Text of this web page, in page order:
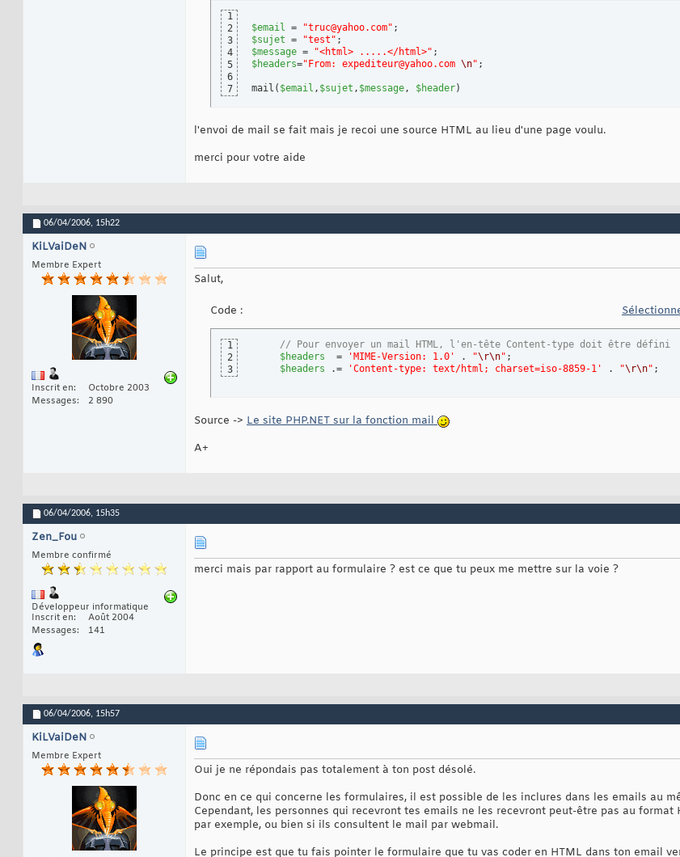
1
2
3
4
5
6
7
$email = "truc@yahoo.com"
$sujet = "test"
$message = "<html> .....</html>"
$headers="From: expediteur@yahoo.com \n" ;
mail ( $email , $sujet , $message, $header)
l'envoi de mail se fait mais je recoi une source HTML au lieu d'une page voulu.
merci pour votre aide
06/04/2006, 15h22
KiLVaiDeN
Membre Expert
Inscrit en
Octobre 2003
Messages
2 890
Salut,
Code :
1
2
3
// Pour envoyer un mail HTML, l'en-tête Content-type doit être défini
$headers
  =
'MIME-Version: 1.0' . "\r\n" ;
$headers .= 'Content-type: text/html; charset=iso-8859-1' . "\r\n" ;
Source -> Le site PHP.NET sur la fonction mail
A+
06/04/2006, 15h35
Zen_Fou
Membre confirmé
Développeur informatique
Inscrit en
Août 2004
Messages
141
merci mais par rapport au formulaire ? est ce que tu peux me mettre sur la voie ?
06/04/2006, 15h57
KiLVaiDeN
Membre Expert
Oui je ne répondais pas totalement à ton post désolé.
Donc en ce qui concerne les formulaires, il est possible de les inclures dans les emails au
Cependant, les personnes qui recevront tes emails ne les recevront peut-être pas au
par exemple, ou bien si ils consultent le mail par webmail.
Le principe est que tu fais pointer le formulaire que tu vas coder en HTML dans ton email